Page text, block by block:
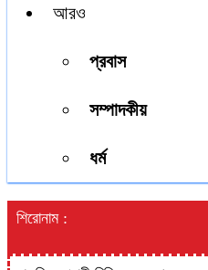
আরও
প্রবাস
সম্পাদকীয়
ধর্ম
শিরোনাম :